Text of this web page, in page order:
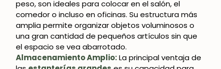
peso, son ideales para colocar en el salón, el
comedor o incluso en oficinas. Su estructura más
amplia permite organizar objetos voluminosos o
una gran cantidad de pequeños artículos sin que
el espacio se vea abarrotado.
Almacenamiento Amplio:La principal ventaja de